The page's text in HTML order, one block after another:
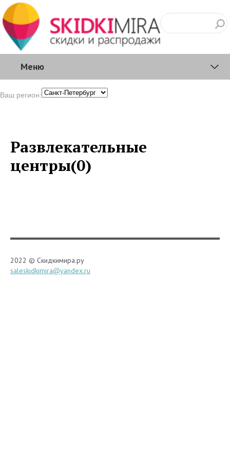
Меню
Ваш регион:
Развлекательные
центры(0)
2022 © Скидкимира.ру
saleskidkimira@yandex.ru